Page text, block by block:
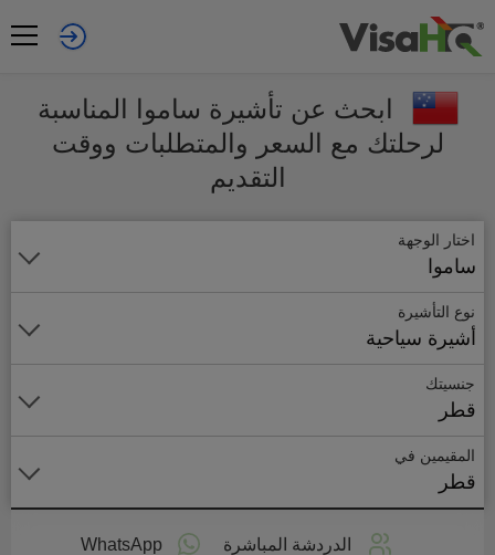
ابحث عن تأشيرة ساموا المناسبة
لرحلتك مع السعر والمتطلبات ووقت
التقديم
اختار الوجهة
ساموا
نوع التأشيرة
أشيرة سياحية
جنسيتك
قطر
المقيمين في
قطر
الدردشة المباشرة WhatsApp